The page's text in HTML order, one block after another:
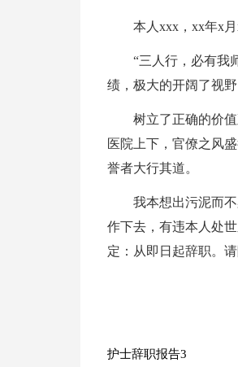
本人xxx，xx年x
“三人行，必有我
绩，极大的开阔了视
树立了正确的价
医院上下，官僚之风
誉者大行其道。
我本想出污泥而
作下去，有违本人处
定：从即日起辞职。
护士辞职报告3